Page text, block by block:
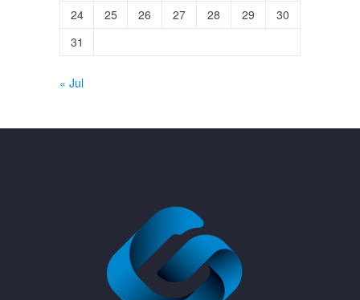
24
25 26 27 28 29
30
31
« Jul